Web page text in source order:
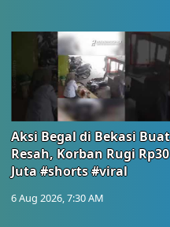
Aksi Begal di Bekasi Buat
Resah, Korban Rugi Rp30
Juta #shorts #viral
6 Aug 2026, 7:30 AM